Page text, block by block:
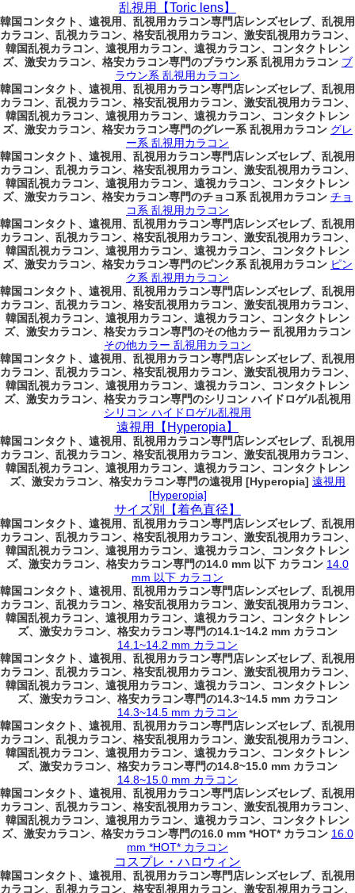
乱視用【Toric lens】
韓国コンタクト、遠視用、乱視用カラコン専門店レンズセレブ、乱視用
カラコン、乱視カラコン、格安乱視用カラコン、激安乱視用カラコン、
韓国乱視カラコン、遠視用カラコン、遠視カラコン、コンタクトレン
ズ、激安カラコン、格安カラコン専門のブラウン系 乱視用カラコン ブ
ラウン系 乱視用カラコン
韓国コンタクト、遠視用、乱視用カラコン専門店レンズセレブ、乱視用
カラコン、乱視カラコン、格安乱視用カラコン、激安乱視用カラコン、
韓国乱視カラコン、遠視用カラコン、遠視カラコン、コンタクトレン
ズ、激安カラコン、格安カラコン専門のグレー系 乱視用カラコン グレ
ー系 乱視用カラコン
韓国コンタクト、遠視用、乱視用カラコン専門店レンズセレブ、乱視用
カラコン、乱視カラコン、格安乱視用カラコン、激安乱視用カラコン、
韓国乱視カラコン、遠視用カラコン、遠視カラコン、コンタクトレン
ズ、激安カラコン、格安カラコン専門のチョコ系 乱視用カラコン チョ
コ系 乱視用カラコン
韓国コンタクト、遠視用、乱視用カラコン専門店レンズセレブ、乱視用
カラコン、乱視カラコン、格安乱視用カラコン、激安乱視用カラコン、
韓国乱視カラコン、遠視用カラコン、遠視カラコン、コンタクトレン
ズ、激安カラコン、格安カラコン専門のピンク系 乱視用カラコン ピン
ク系 乱視用カラコン
韓国コンタクト、遠視用、乱視用カラコン専門店レンズセレブ、乱視用
カラコン、乱視カラコン、格安乱視用カラコン、激安乱視用カラコン、
韓国乱視カラコン、遠視用カラコン、遠視カラコン、コンタクトレン
ズ、激安カラコン、格安カラコン専門のその他カラー 乱視用カラコン
その他カラー 乱視用カラコン
韓国コンタクト、遠視用、乱視用カラコン専門店レンズセレブ、乱視用
カラコン、乱視カラコン、格安乱視用カラコン、激安乱視用カラコン、
韓国乱視カラコン、遠視用カラコン、遠視カラコン、コンタクトレン
ズ、激安カラコン、格安カラコン専門のシリコン ハイドロゲル乱視用
シリコン ハイドロゲル乱視用
遠視用【Hyperopia】
韓国コンタクト、遠視用、乱視用カラコン専門店レンズセレブ、乱視用
カラコン、乱視カラコン、格安乱視用カラコン、激安乱視用カラコン、
韓国乱視カラコン、遠視用カラコン、遠視カラコン、コンタクトレン
ズ、激安カラコン、格安カラコン専門の遠視用 [Hyperopia] 遠視用
[Hyperopia]
サイズ別【着色直径】
韓国コンタクト、遠視用、乱視用カラコン専門店レンズセレブ、乱視用
カラコン、乱視カラコン、格安乱視用カラコン、激安乱視用カラコン、
韓国乱視カラコン、遠視用カラコン、遠視カラコン、コンタクトレン
ズ、激安カラコン、格安カラコン専門の14.0 mm 以下 カラコン 14.0
mm 以下 カラコン
韓国コンタクト、遠視用、乱視用カラコン専門店レンズセレブ、乱視用
カラコン、乱視カラコン、格安乱視用カラコン、激安乱視用カラコン、
韓国乱視カラコン、遠視用カラコン、遠視カラコン、コンタクトレン
ズ、激安カラコン、格安カラコン専門の14.1~14.2 mm カラコン
14.1~14.2 mm カラコン
韓国コンタクト、遠視用、乱視用カラコン専門店レンズセレブ、乱視用
カラコン、乱視カラコン、格安乱視用カラコン、激安乱視用カラコン、
韓国乱視カラコン、遠視用カラコン、遠視カラコン、コンタクトレン
ズ、激安カラコン、格安カラコン専門の14.3~14.5 mm カラコン
14.3~14.5 mm カラコン
韓国コンタクト、遠視用、乱視用カラコン専門店レンズセレブ、乱視用
カラコン、乱視カラコン、格安乱視用カラコン、激安乱視用カラコン、
韓国乱視カラコン、遠視用カラコン、遠視カラコン、コンタクトレン
ズ、激安カラコン、格安カラコン専門の14.8~15.0 mm カラコン
14.8~15.0 mm カラコン
韓国コンタクト、遠視用、乱視用カラコン専門店レンズセレブ、乱視用
カラコン、乱視カラコン、格安乱視用カラコン、激安乱視用カラコン、
韓国乱視カラコン、遠視用カラコン、遠視カラコン、コンタクトレン
ズ、激安カラコン、格安カラコン専門の16.0 mm *HOT* カラコン 16.0
mm *HOT* カラコン
コスプレ・ハロウィン
韓国コンタクト、遠視用、乱視用カラコン専門店レンズセレブ、乱視用
カラコン、乱視カラコン、格安乱視用カラコン、激安乱視用カラコン、